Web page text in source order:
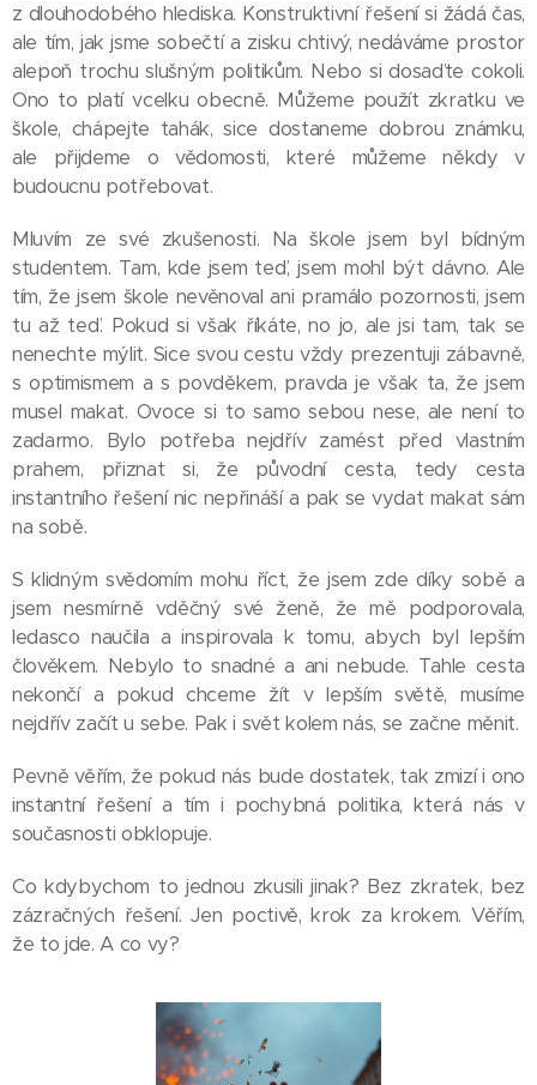
z dlouhodobého hlediska. Konstruktivní řešení si žádá čas,
ale tím, jak jsme sobečtí a zisku chtivý, nedáváme prostor
alepoň trochu slušným politikům. Nebo si dosaďte cokoli.
Ono to platí vcelku obecně. Můžeme použít zkratku ve
škole, chápejte tahák, sice dostaneme dobrou známku,
ale přijdeme o vědomosti, které můžeme někdy v
budoucnu potřebovat.
Mluvím ze své zkušenosti. Na škole jsem byl bídným
studentem. Tam, kde jsem teď, jsem mohl být dávno. Ale
tím, že jsem škole nevěnoval ani pramálo pozornosti, jsem
tu až teď. Pokud si však říkáte, no jo, ale jsi tam, tak se
nenechte mýlit. Sice svou cestu vždy prezentuji zábavně,
s optimismem a s povděkem, pravda je však ta, že jsem
musel makat. Ovoce si to samo sebou nese, ale není to
zadarmo. Bylo potřeba nejdřív zamést před vlastním
prahem, přiznat si, že původní cesta, tedy cesta
instantního řešení nic nepřináší a pak se vydat makat sám
na sobě.
S klidným svědomím mohu říct, že jsem zde díky sobě a
jsem nesmírně vděčný své ženě, že mě podporovala,
ledasco naučila a inspirovala k tomu, abych byl lepším
člověkem. Nebylo to snadné a ani nebude. Tahle cesta
nekončí a pokud chceme žít v lepším světě, musíme
nejdřív začít u sebe. Pak i svět kolem nás, se začne měnit.
Pevně věřím, že pokud nás bude dostatek, tak zmizí i ono
instantní řešení a tím i pochybná politika, která nás v
současnosti obklopuje.
Co kdybychom to jednou zkusili jinak? Bez zkratek, bez
zázračných řešení. Jen poctivě, krok za krokem. Věřím,
že to jde. A co vy?